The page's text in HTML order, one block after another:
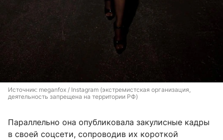
Источник: meganfox / Instagram (экстремистская организация,
деятельность запрещена на территории РФ)
Параллельно она опубликовала закулисные кадры
в своей соцсети, сопроводив их короткой